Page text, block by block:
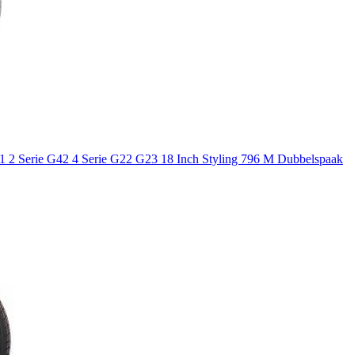
2 Serie G42 4 Serie G22 G23 18 Inch Styling 796 M Dubbelspaak